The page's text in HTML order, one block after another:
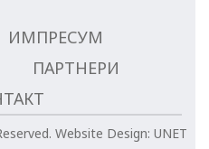
ИМПРЕСУМ
ПАРТНЕРИ
Website Design: UNET